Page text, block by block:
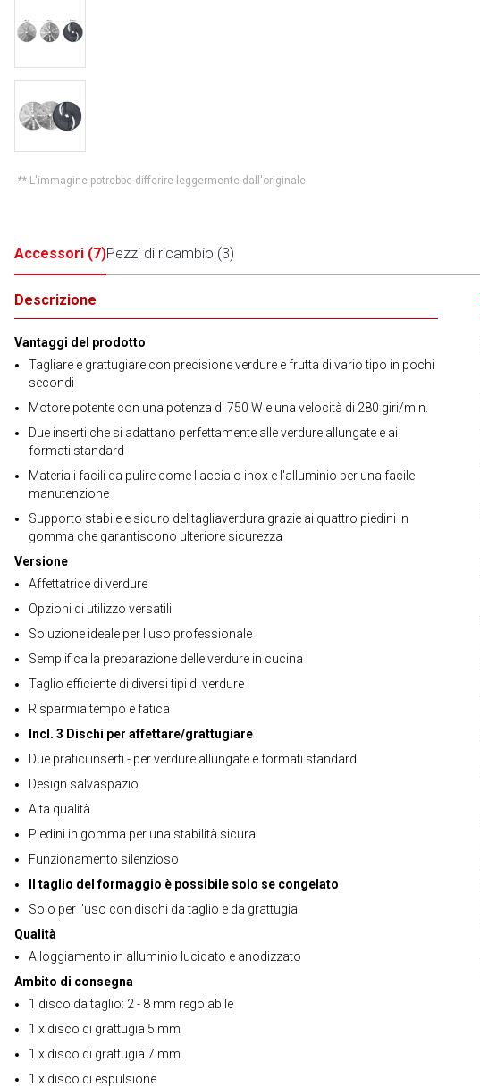
** L'immagine potrebbe differire leggermente dall'originale.
Accessori (7)Pezzi di ricambio (3)
Descrizione
Vantaggi del prodotto
Tagliare e grattugiare con precisione verdure e frutta di vario tipo in pochi
secondi
Motore potente con una potenza di 750 W e una velocità di 280 giri/min.
Due inserti che si adattano perfettamente alle verdure allungate e ai
formati standard
Materiali facili da pulire come l'acciaio inox e l'alluminio per una facile
manutenzione
Supporto stabile e sicuro del tagliaverdura grazie ai quattro piedini in
gomma che garantiscono ulteriore sicurezza
Versione
Affettatrice di verdure
Opzioni di utilizzo versatili
Soluzione ideale per l'uso professionale
Semplifica la preparazione delle verdure in cucina
Taglio efficiente di diversi tipi di verdure
Risparmia tempo e fatica
Incl. 3 Dischi per affettare/grattugiare
Due pratici inserti - per verdure allungate e formati standard
Design salvaspazio
Alta qualità
Piedini in gomma per una stabilità sicura
Funzionamento silenzioso
Il taglio del formaggio è possibile solo se congelato
Solo per l'uso con dischi da taglio e da grattugia
Qualità
Alloggiamento in alluminio lucidato e anodizzato
Ambito di consegna
1 disco da taglio: 2 - 8 mm regolabile
1 x disco di grattugia 5 mm
1 x disco di grattugia 7 mm
1 x disco di espulsione